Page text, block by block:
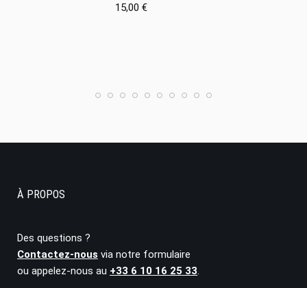
15,00 €
À PROPOS
Des questions ?
Contactez-nous via notre formulaire
ou appelez-nous au +33 6 10 16 25 33.